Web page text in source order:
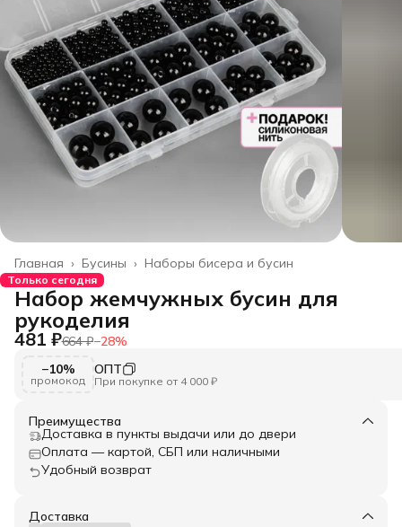
Наборы бисера и бусин
Бусины ›
Главная ›
Только сегодня
Набор жемчужных бусин для
рукоделия
481 ₽664 ₽−28%
−10%
промокод
ОПТ
При покупке от 4 000 ₽
Преимущества
Доставка в пункты выдачи или до двери
Оплата — картой, СБП или наличными
Удобный возврат
Доставка